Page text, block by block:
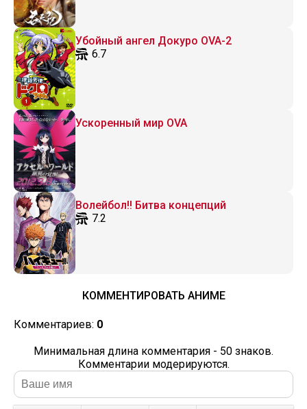
Убойный ангел Докуро OVA-2
6.7
Ускоренный мир OVA
Волейбол!! Битва концепций
7.2
КОММЕНТИРОВАТЬ АНИМЕ
Комментариев: 0
Минимальная длина комментария - 50 знаков.
Комментарии модерируются.